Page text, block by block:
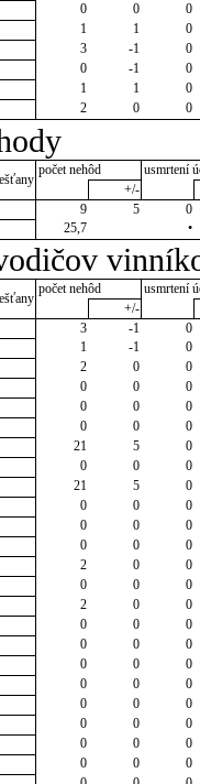
0 0
0
1 1
0
3 -1
0
0 -1
0
1 1
0
2 0 0
počet nehôd
usmrtení
+/-
9 5
0
25,7 •
počet nehôd
usmrtení
+/-
3 -1
0
1 -1
0
2 0
0
0 0
0
0 0
0
0 0
0
21 5
0
0 0
0
21 5
0
0 0
0
0 0
0
0 0
0
2 0
0
0 0
0
2 0
0
0 0
0
0 0
0
0 0
0
0 0
0
0 0
0
0 0
0
0 0
0
0 0
0